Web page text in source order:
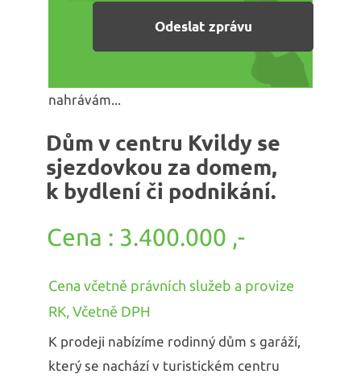
nahrávám...
Dům v centru Kvildy se
sjezdovkou za domem,
k bydlení či podnikání.
3.400.000 ,-
Cena včetně právních služeb a provize
RK, Včetně DPH
K prodeji nabízíme rodinný dům s garáží,
který se nachází v turistickém centru